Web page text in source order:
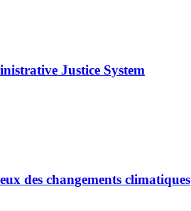
Justice System
des changements climatiques